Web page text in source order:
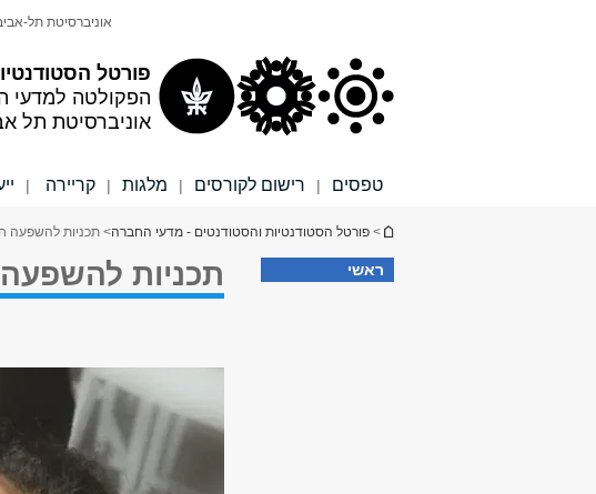
פורטל
הפקולטה למדעי
אוניברסיטת תל
אוניברסיטת תל-
טפסים | רישום לקורסים | מלגות | קריירה |
הינך נמצא כאן
> פורטל הסטודנטיות והסטודנטים - מדעי החברה> תכניות להשפעה
ראשי תכניות